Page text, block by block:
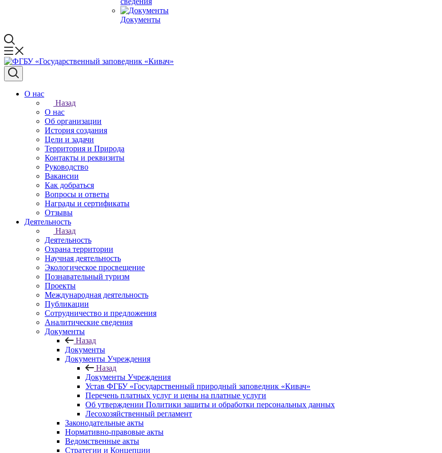
Документы
О нас
Назад
О нас
Об организации
История создания
Цели и задачи
Территория и Природа
Контакты и реквизиты
Руководство
Вакансии
Как добраться
Вопросы и ответы
Награды и сертификаты
Отзывы
Деятельность
Назад
Деятельность
Охрана территории
Научная деятельность
Экологическое просвещение
Познавательный туризм
Проекты
Международная деятельность
Публикации
Сотрудничество и предложения
Аналитические сведения
Документы
Назад
Документы
Документы Учреждения
Назад
Документы Учреждения
Устав ФГБУ «Государственный природный заповедник «Кивач»
Перечень платных услуг и цены на платные услуги
Об утверждении Политики защиты и обработки персональных данных
Лесохозяйственный регламент
Законодательные акты
Нормативно-правовые акты
Ведомственные акты
Стратегии и Концепции